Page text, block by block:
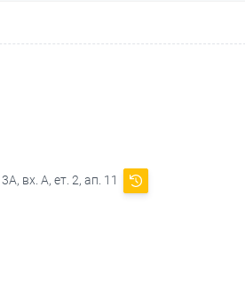
вх. А, ет. 2, ап. 11